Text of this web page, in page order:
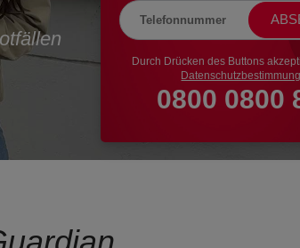
Durch Drücken des Buttons
0800 0800